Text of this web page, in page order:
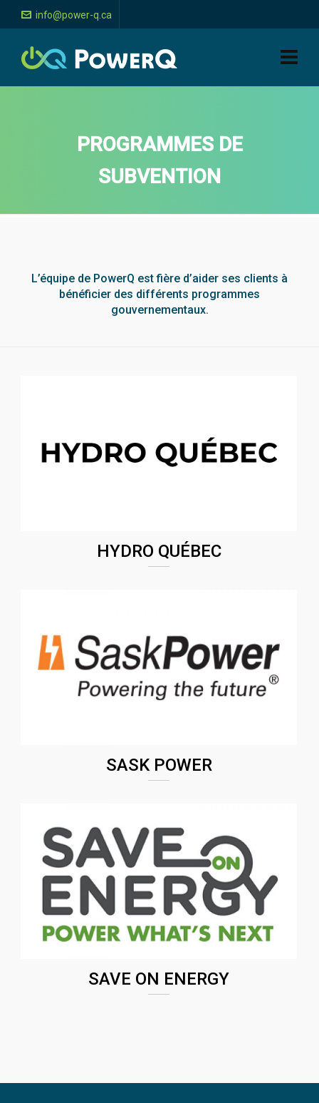
info@power-q.ca
PROGRAMMES DE
SUBVENTION
L’équipe de PowerQ est fière d’aider ses clients à
bénéficier des différents programmes
gouvernementaux.
HYDRO QUÉBEC
SASK POWER
SAVE ON ENERGY